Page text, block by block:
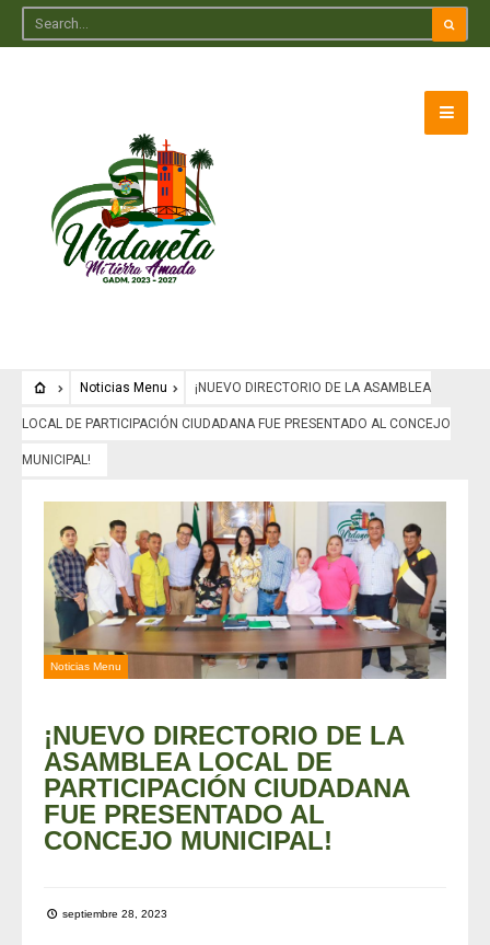
Noticias Menu ¡NUEVO DIRECTORIO DE LA ASAMBLEA
LOCAL DE PARTICIPACIÓN CIUDADANA FUE PRESENTADO AL CONCEJO
MUNICIPAL!
Noticias Menu
¡NUEVO DIRECTORIO DE LA
ASAMBLEA LOCAL DE
PARTICIPACIÓN CIUDADANA
FUE PRESENTADO AL
CONCEJO MUNICIPAL!
septiembre 28, 2023